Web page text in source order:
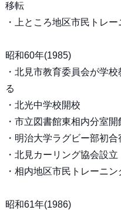
移転
・上ところ地区市民トレ
昭和60年(1985)
・北見市教育委員会が学
る
・北光中学校
・市立図書館東
・明治大学ラグ
・北見カーリン
・相内地区市民トレーニ
昭和61年(1986)